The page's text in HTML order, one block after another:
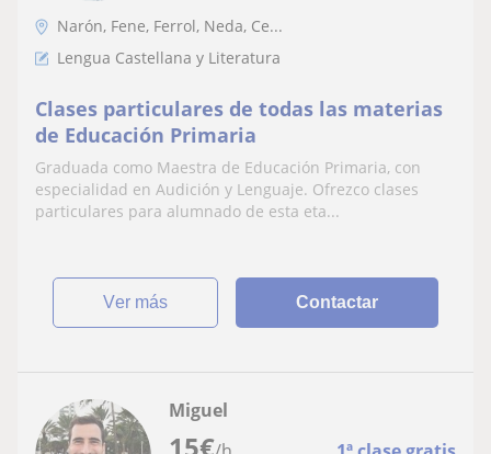
Narón, Fene, Ferrol, Neda, Ce...
Lengua Castellana y Literatura
Clases particulares de todas las materias
de Educación Primaria
Graduada como Maestra de Educación Primaria, con
especialidad en Audición y Lenguaje. Ofrezco clases
particulares para alumnado de esta eta...
ver más Contactar
15€
Miguel